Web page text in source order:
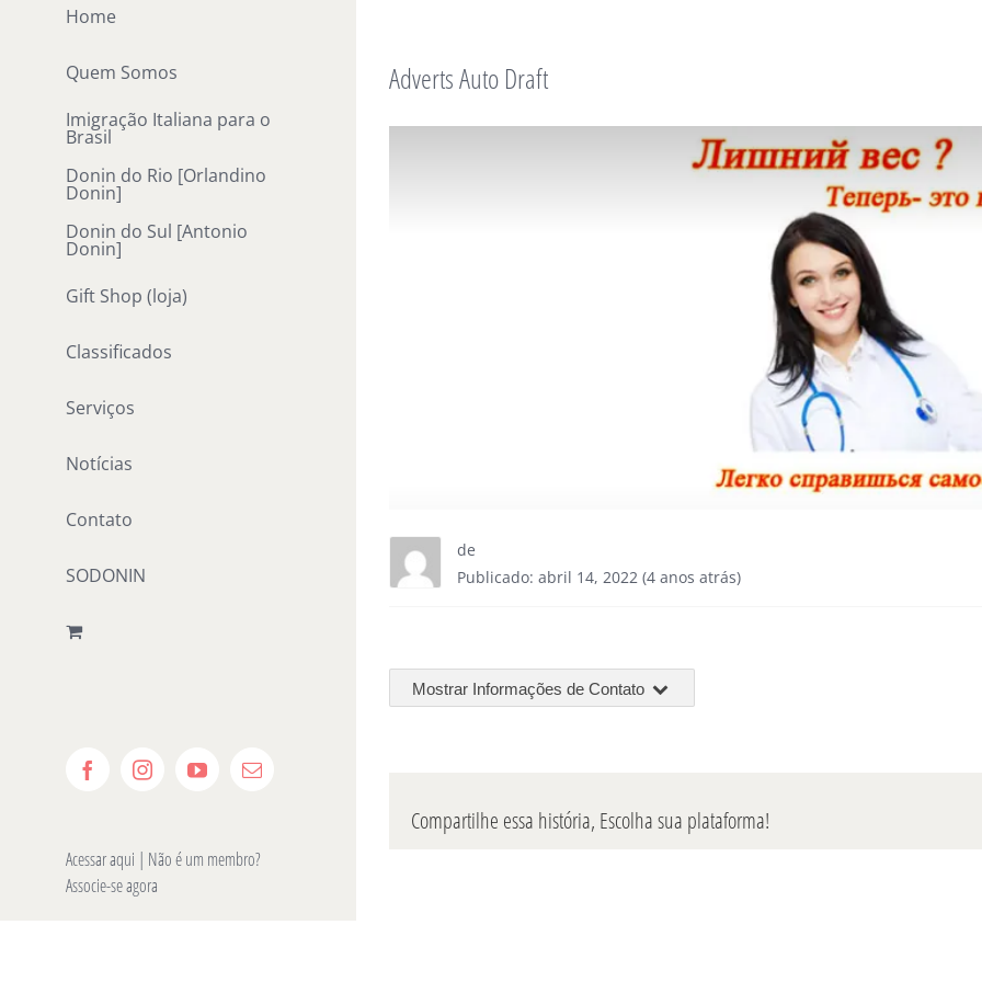
Home
Quem Somos
Imigração Italiana para o
Brasil
Donin do Rio [Orlandino
Donin]
Donin do Sul [Antonio
Donin]
Gift Shop (loja)
Classificados
Serviços
Notícias
Contato
SODONIN
FacebookInstagramYouTube
E-
Acessar aqui | Não é um membro?
Associe-se agora
Adverts Auto Draft
de
Publicado: abril 14, 2022 (4 anos atrás)
Mostrar Informações de Contato
Compartilhe essa história, Escolha sua plataforma!